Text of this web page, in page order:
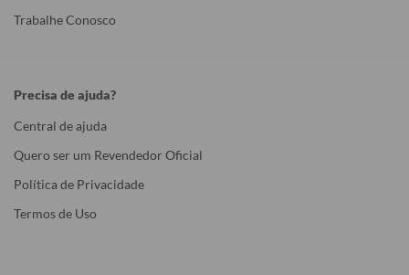
Trabalhe Conosco
Precisa de ajuda?
Central de ajuda
Quero ser um Revendedor Oficial
Política de Privacidade
Termos de Uso